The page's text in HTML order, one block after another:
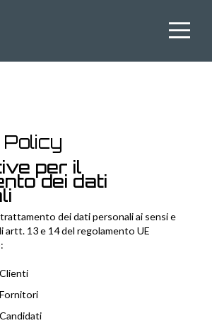
per il
dei dati
dei dati personali ai sensi e
artt. 13 e 14 del regolamento UE